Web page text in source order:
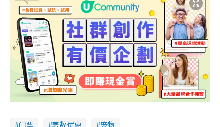
门票 著数优惠 宠物